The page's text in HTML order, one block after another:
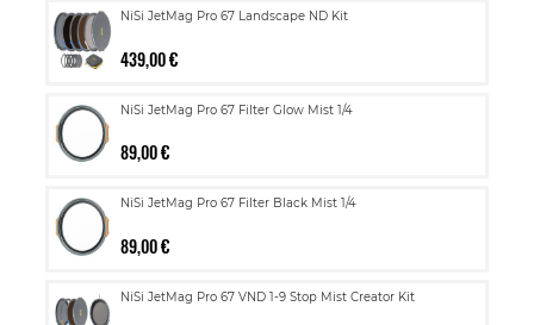
NiSi JetMag Pro 67 Landscape ND Kit
439,00 €
NiSi JetMag Pro 67 Filter Glow Mist 1/4
89,00 €
NiSi JetMag Pro 67 Filter Black Mist 1/4
89,00 €
NiSi JetMag Pro 67 VND 1-9 Stop Mist Creator Kit